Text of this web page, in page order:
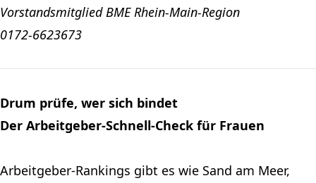
Vorstandsmitglied BME Rhein-Main-Region
0172-6623673
Drum prüfe, wer sich bindet
Der Arbeitgeber-Schnell-Check für Frauen
Arbeitgeber-Rankings gibt es wie Sand am Meer,